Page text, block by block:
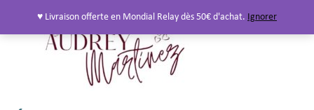
♥ Livraison offerte en Mondial Relay dès 50€ d'achat. Ignorer